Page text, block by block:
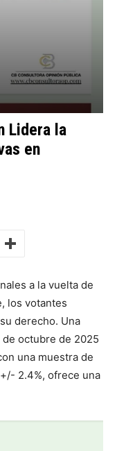
Lidera la
en
a la vuelta de
los votantes
derecho. Una
de octubre de 2025
una muestra de
2.4%, ofrece una